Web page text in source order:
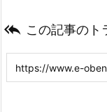
 この記事のト